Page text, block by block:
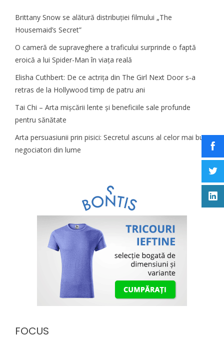
Brittany Snow se alătură distribuției filmului „The
Housemaid’s Secret”
O cameră de supraveghere a traficului surprinde o faptă
eroică a lui Spider-Man în viața reală
Elisha Cuthbert: De ce actrița din The Girl Next Door s‑a
retras de la Hollywood timp de patru ani
Tai Chi – Arta mișcării lente și beneficiile sale profunde
pentru sănătate
Arta persuasiunii prin pisici: Secretul ascuns al celor mai buni
negociatori din lume
FOCUS